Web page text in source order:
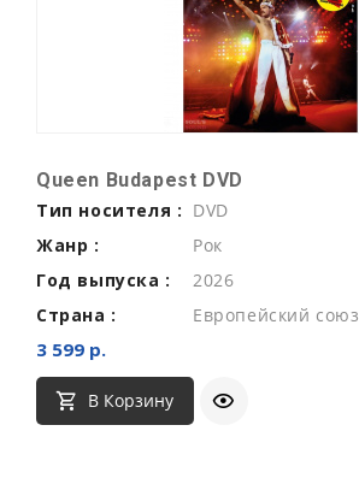
Queen Budapest DVD
Тип носителя : DVD
Жанр :
Рок
Год выпуска :
2026
Страна :
Европейский союз
3 599 р.
В Корзину